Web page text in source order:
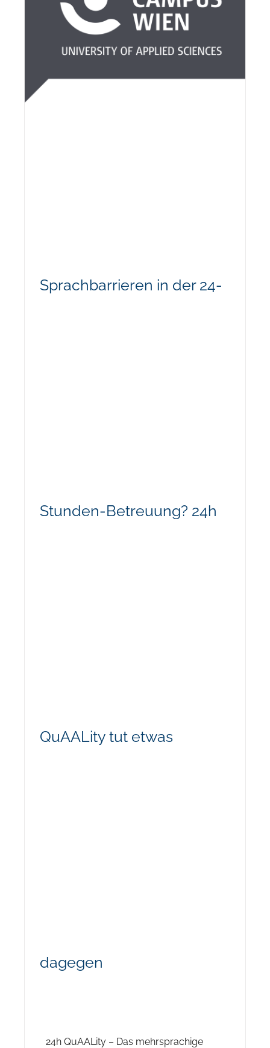
Sprachbarrieren in der 24-
Stunden-Betreuung? 24h
QuAALity tut etwas
dagegen
24h QuAALity – Das mehrsprachige